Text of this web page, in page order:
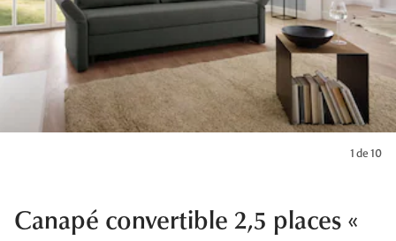
1 de 10
Canapé convertible 2,5 places «